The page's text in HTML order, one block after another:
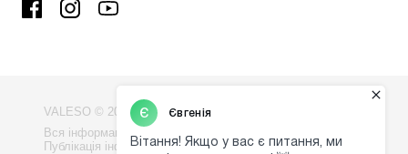
VALESO © 2009 - 2026
Вся інформація на сайті - власність компанії "VALESO".
Публікація інформації з сайту без узгодження